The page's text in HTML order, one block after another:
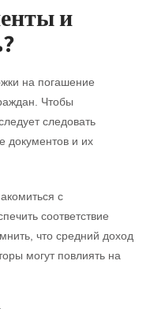
и
на погашение
Чтобы
следовать
документов и их
с
соответствие
что средний доход
могут повлиять на